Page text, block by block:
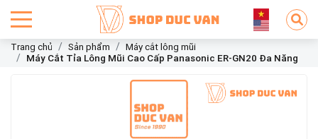
Trang chủ Sản phẩm
Máy cắt lông mũi
Máy Cắt Tỉa Lông Mũi Cao Cấp Panasonic ER-GN20 Đa Năng